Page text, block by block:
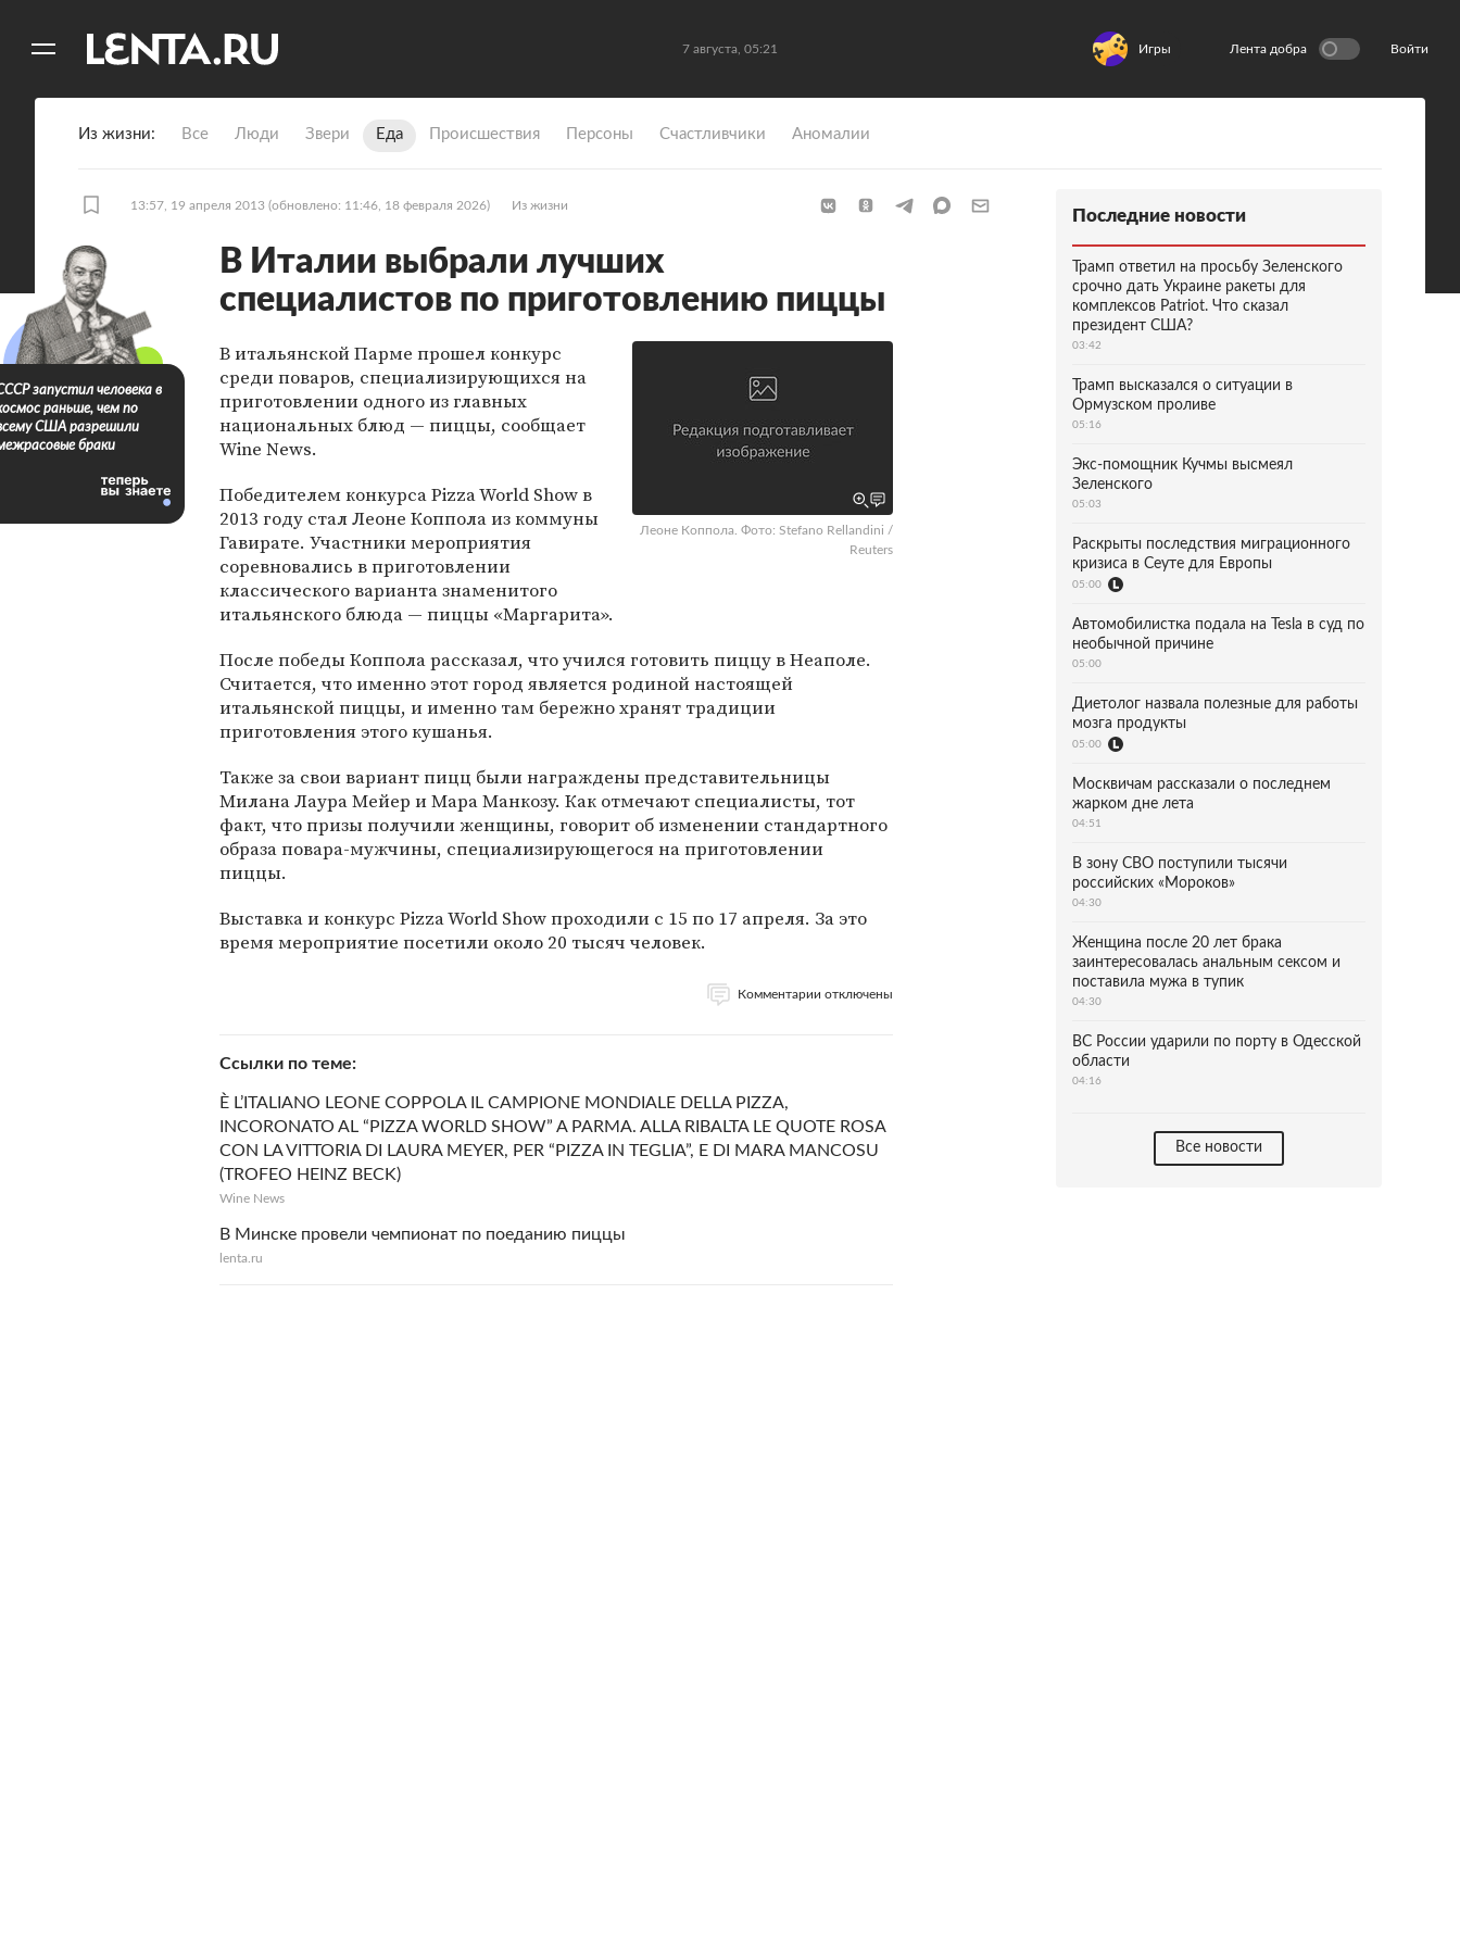
7 августа, 05:21 Игры Лента добра Войти
Из жизни Все Люди Звери Еда Происшествия Персоны Счастливчики Аномалии
13:57, 19 апреля 2013 (обновлено: 11:46, 18 февраля 2026) Из жизни
В Италии выбрали лучших
специалистов по приготовлению пиццы
Леоне Коппола. Фото: Stefano Rellandini /
Reuters
В итальянской Парме прошел конкурс
среди поваров, специализирующихся на
приготовлении одного из главных
национальных блюд — пиццы, сообщает
Wine News.
Победителем конкурса Pizza World Show в
2013 году стал Леоне Коппола из коммуны
Гавирате. Участники мероприятия
соревновались в приготовлении
классического варианта знаменитого
итальянского блюда — пиццы «Маргарита».
После победы Коппола рассказал, что учился готовить пиццу в Неаполе.
Считается, что именно этот город является родиной настоящей
итальянской пиццы, и именно там бережно хранят традиции
приготовления этого кушанья.
Также за свои вариант пицц были награждены представительницы
Милана Лаура Мейер и Мара Манкозу. Как отмечают специалисты, тот
факт, что призы получили женщины, говорит об изменении стандартного
образа повара-мужчины, специализирующегося на приготовлении
пиццы.
Выставка и конкурс Pizza World Show проходили с 15 по 17 апреля. За это
время мероприятие посетили около 20 тысяч человек.
Комментарии отключены
Ссылки по теме
È L’ITALIANO LEONE COPPOLA IL CAMPIONE MONDIALE DELLA PIZZA,
INCORONATO AL “PIZZA WORLD SHOW” A PARMA. ALLA RIBALTA LE QUOTE ROSA
CON LA VITTORIA DI LAURA MEYER, PER “PIZZA IN TEGLIA”, E DI MARA MANCOSU
(TROFEO HEINZ BECK)
Wine News
В Минске провели чемпионат по поеданию пиццы
lenta.ru
запустил человека в
раньше, чем по
США разрешили
браки
Последние новости
Трамп ответил на просьбу Зеленского
срочно дать Украине ракеты для
комплексов Patriot. Что сказал
президент США?
03:42
Трамп высказался о ситуации в
Ормузском проливе
05:16
Экс-помощник Кучмы высмеял
Зеленского
05:03
Раскрыты последствия миграционного
кризиса в Сеуте для Европы
05:00
Автомобилистка подала на Tesla в суд по
необычной причине
05:00
Диетолог назвала полезные для работы
мозга продукты
05:00
Москвичам рассказали о последнем
жарком дне лета
04:51
В зону СВО поступили тысячи
российских «Мороков»
04:30
Женщина после 20 лет брака
заинтересовалась анальным сексом и
поставила мужа в тупик
04:30
ВС России ударили по порту в Одесской
области
04:16
Все новости